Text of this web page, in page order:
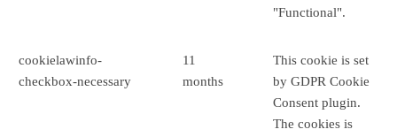
"Functional".
cookielawinfo-
checkbox-necessary
11
months
This cookie is set
by GDPR Cookie
Consent plugin.
The cookies is